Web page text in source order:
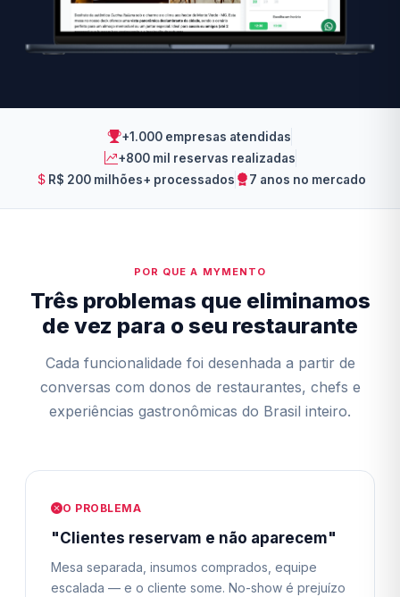
+1.000 empresas atendidas
+800 mil reservas realizadas
R$ 200 milhões+ processados
7 anos no mercado
POR QUE A MYMENTO
Três problemas que eliminamos
de vez para o seu restaurante
Cada funcionalidade foi desenhada a partir de
conversas com donos de restaurantes, chefs e
experiências gastronômicas do Brasil inteiro.
O PROBLEMA
"Clientes reservam e não aparecem"
Mesa separada, insumos comprados, equipe
escalada — e o cliente some. No-show é prejuízo